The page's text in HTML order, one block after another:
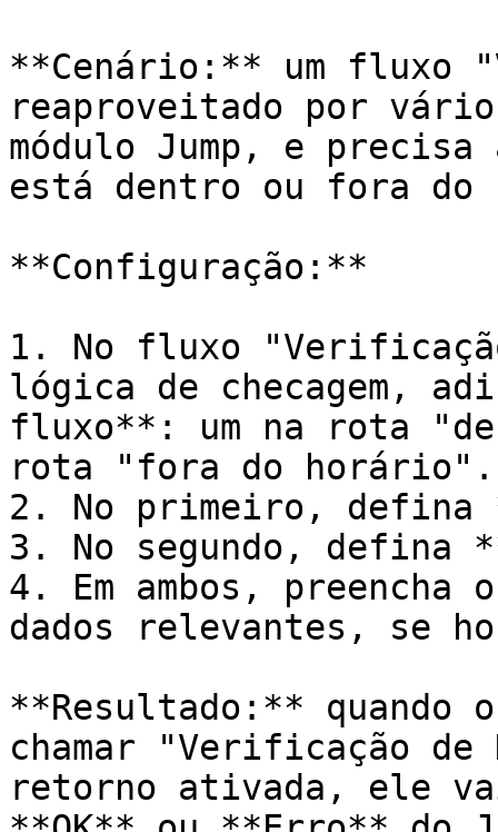
**Cenário:** um fluxo
reaproveitado por
módulo Jump, e
está dentro ou fora do
**Configuração:**
1. No fluxo
lógica de checagem,
fluxo**: um na rota
rota "fora do horário".
2. No primeiro, defina
3. No segundo, defina
4. Em ambos, preencha
dados relevantes, se
**Resultado:** quando
chamar "Verificação de
retorno ativada, ele